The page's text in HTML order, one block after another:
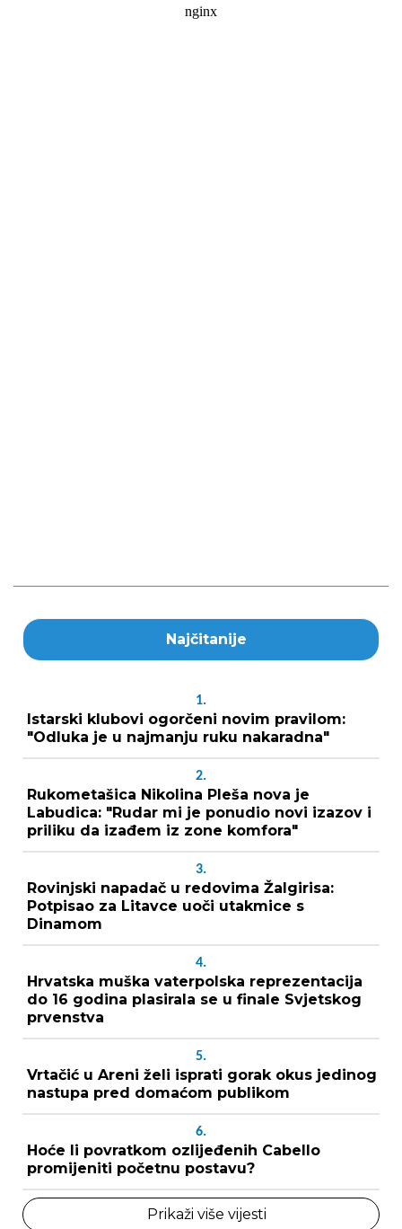
Najčitanije
1.
Istarski klubovi ogorčeni novim pravilom:
"Odluka je u najmanju ruku nakaradna"
2.
Rukometašica Nikolina Pleša nova je
Labudica: "Rudar mi je ponudio novi izazov i
priliku da izađem iz zone komfora"
3.
Rovinjski napadač u redovima Žalgirisa:
Potpisao za Litavce uoči utakmice s
Dinamom
4.
Hrvatska muška vaterpolska reprezentacija
do 16 godina plasirala se u finale Svjetskog
prvenstva
5.
Vrtačić u Areni želi isprati gorak okus jedinog
nastupa pred domaćom publikom
6.
Hoće li povratkom ozlijeđenih Cabello
promijeniti početnu postavu?
Prikaži više vijesti